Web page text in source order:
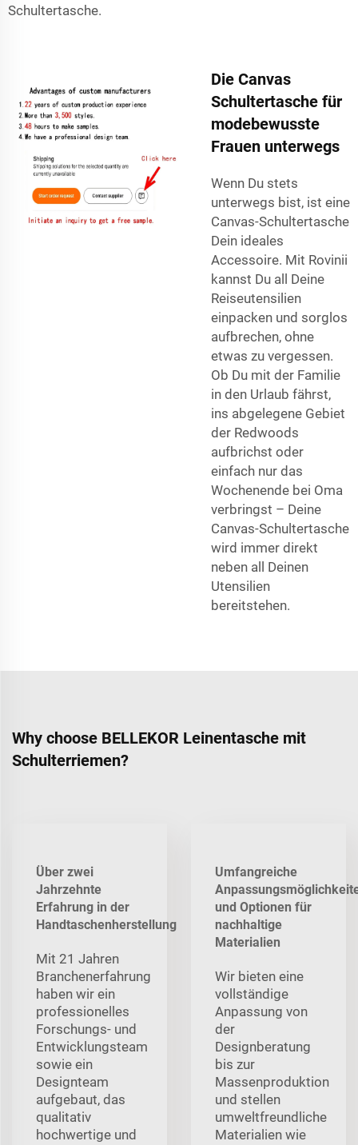
Schultertasche.
Die Canvas
Schultertasche für
modebewusste
Frauen unterwegs
Wenn Du stets
unterwegs bist, ist eine
Canvas-Schultertasche
Dein ideales
Accessoire. Mit Rovinii
kannst Du all Deine
Reiseutensilien
einpacken und sorglos
aufbrechen, ohne
etwas zu vergessen.
Ob Du mit der Familie
in den Urlaub fährst,
ins abgelegene Gebiet
der Redwoods
aufbrichst oder
einfach nur das
Wochenende bei Oma
verbringst – Deine
Canvas-Schultertasche
wird immer direkt
neben all Deinen
Utensilien
bereitstehen.
Why choose BELLEKOR Leinentasche mit
Schulterriemen?
Über zwei
Jahrzehnte
Erfahrung in der
Handtaschenherstellung
Mit 21 Jahren
Branchenerfahrung
haben wir ein
professionelles
Forschungs- und
Entwicklungsteam
sowie ein
Designteam
aufgebaut, das
qualitativ
hochwertige und
Umfangreiche
und Optionen für
nachhaltige
Materialien
Wir bieten eine
vollständige
Anpassung von
der
Designberatung
bis zur
Massenproduktion
und stellen
umweltfreundliche
Materialien wie